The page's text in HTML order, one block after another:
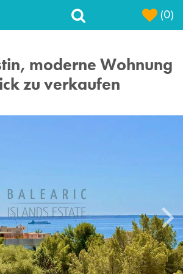
(0)
moderne Wohnung
zu verkaufen
Next